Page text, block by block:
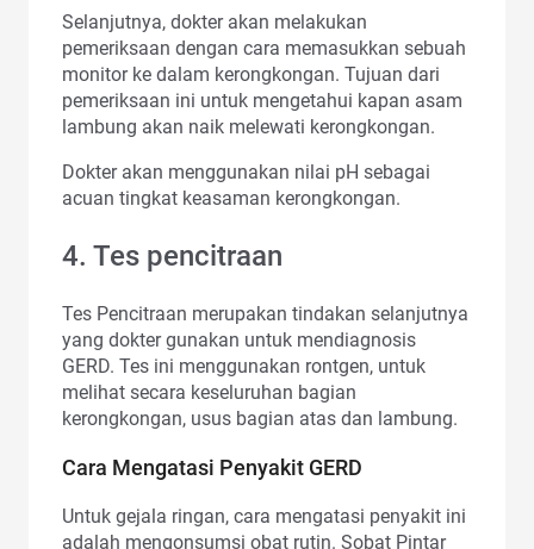
Selanjutnya, dokter akan melakukan
pemeriksaan dengan cara memasukkan sebuah
monitor ke dalam kerongkongan. Tujuan dari
pemeriksaan ini untuk mengetahui kapan asam
lambung akan naik melewati kerongkongan.
Dokter akan menggunakan nilai pH sebagai
acuan tingkat keasaman kerongkongan.
4. Tes pencitraan
Tes Pencitraan merupakan tindakan selanjutnya
yang dokter gunakan untuk mendiagnosis
GERD. Tes ini menggunakan rontgen, untuk
melihat secara keseluruhan bagian
kerongkongan, usus bagian atas dan lambung.
Cara Mengatasi Penyakit GERD
Untuk gejala ringan, cara mengatasi penyakit ini
adalah mengonsumsi obat rutin. Sobat Pintar